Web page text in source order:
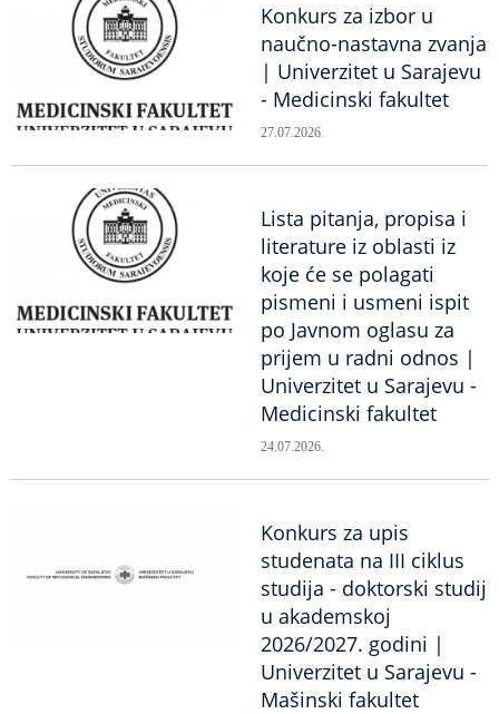
Konkurs za izbor u
naučno-nastavna zvanja
| Univerzitet u Sarajevu
- Medicinski fakultet
27.07.2026.
Lista pitanja, propisa i
literature iz oblasti iz
koje će se polagati
pismeni i usmeni ispit
po Javnom oglasu za
prijem u radni odnos |
Univerzitet u Sarajevu -
Medicinski fakultet
24.07.2026.
Konkurs za upis
studenata na III ciklus
studija - doktorski studij
u akademskoj
2026/2027. godini |
Univerzitet u Sarajevu -
Mašinski fakultet